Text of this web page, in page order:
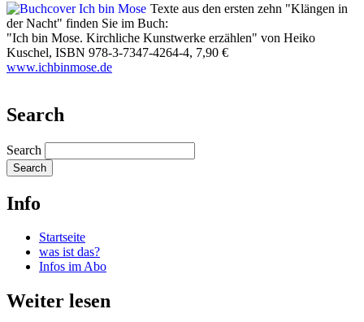
Texte aus den ersten zehn "Klängen in
der Nacht" finden Sie im Buch:
"Ich bin Mose. Kirchliche Kunstwerke erzählen" von Heiko
Kuschel, ISBN 978-3-7347-4264-4, 7,90 €
​www.ichbinmose.de
Search
Search
Info
Startseite
was ist das?
Infos im Abo
Weiter lesen